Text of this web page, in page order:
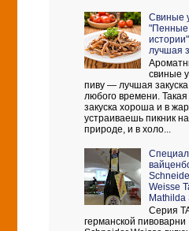
Свиные
"Пенные
лучшая
свиные
пиву — лучшая закуска
любого времени. Такая
закуска хороша и в
устраиваешь пикник на
природе, и в холо...
Weisse
Mathilda
Серия
германской пивоварни